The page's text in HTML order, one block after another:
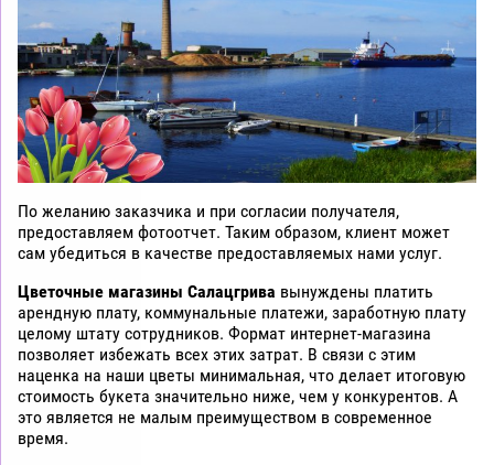
По желанию заказчика и при согласии получателя,
предоставляем фотоотчет. Таким образом, клиент может
сам убедиться в качестве предоставляемых нами услуг.
Цветочные магазины Салацгрива вынуждены платить
арендную плату, коммунальные платежи, заработную плату
целому штату сотрудников. Формат интернет-магазина
позволяет избежать всех этих затрат. В связи с этим
наценка на наши цветы минимальная, что делает итоговую
стоимость букета значительно ниже, чем у конкурентов. А
это является не малым преимуществом в современное
время.